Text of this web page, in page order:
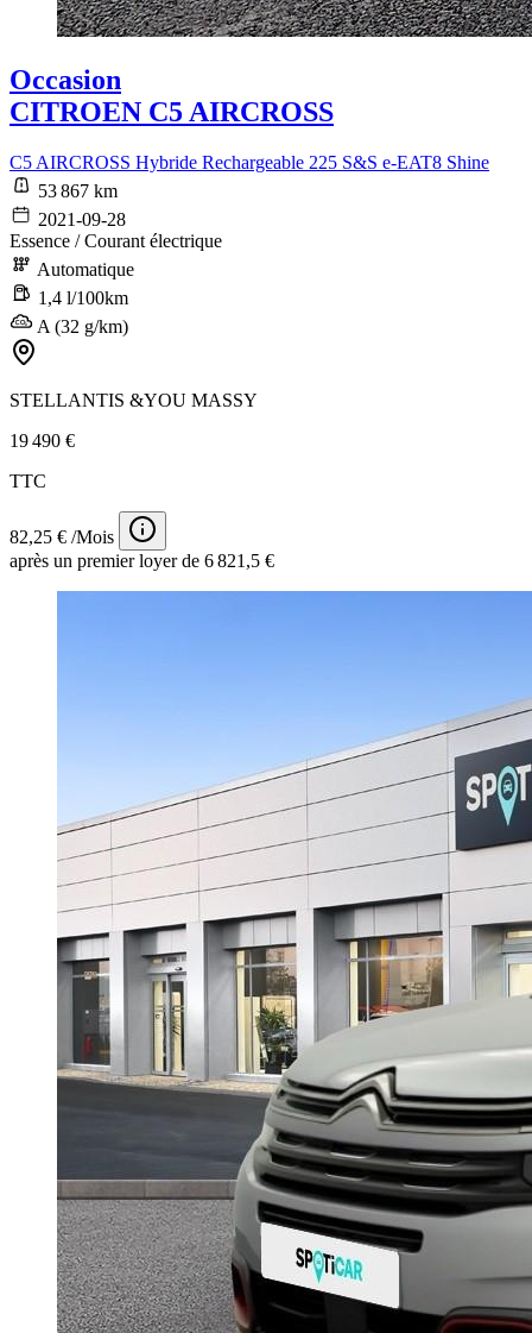
Occasion
CITROEN C5 AIRCROSS
C5 AIRCROSS Hybride Rechargeable 225 S&S e-EAT8 Shine
53 867 km
2021-09-28
Essence / Courant électrique
Automatique
1,4 l/100km
A (32 g/km)
STELLANTIS &YOU MASSY
19 490 €
TTC
82,25 € /Mois
après un premier loyer de 6 821,5 €